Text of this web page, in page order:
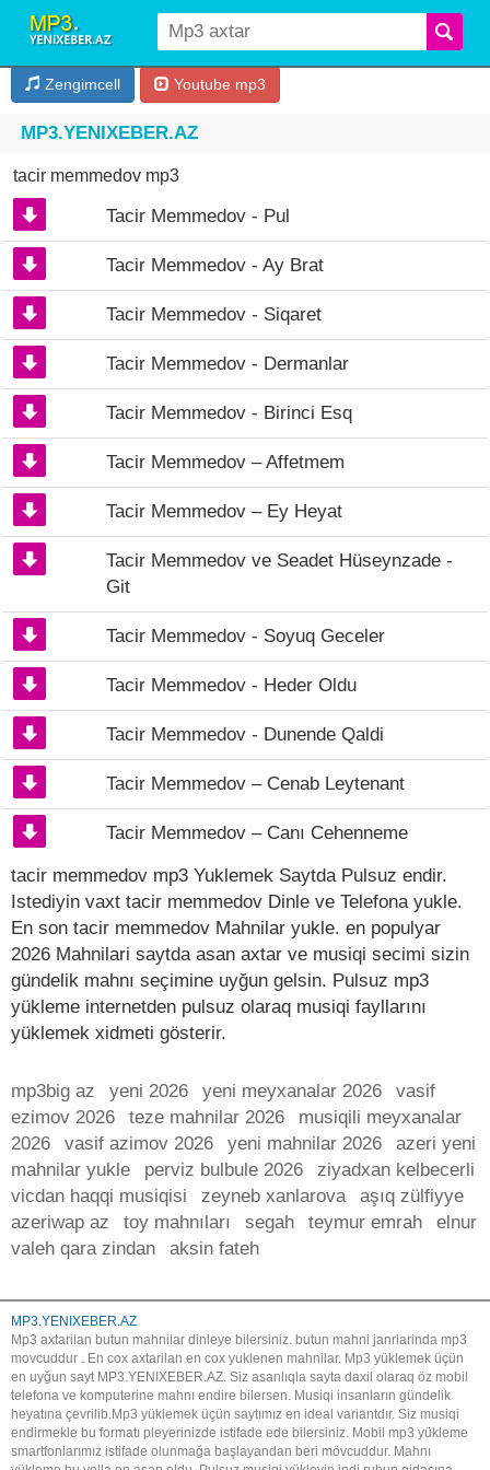
Zengimcell Youtube mp3
MP3.YENIXEBER.AZ
tacir memmedov mp3
Tacir Memmedov - Pul
Tacir Memmedov - Ay Brat
Tacir Memmedov - Siqaret
Tacir Memmedov - Dermanlar
Tacir Memmedov - Birinci Esq
Tacir Memmedov – Affetmem
Tacir Memmedov – Ey Heyat
Tacir Memmedov ve Seadet Hüseynzade -
Git
Tacir Memmedov - Soyuq Geceler
Tacir Memmedov - Heder Oldu
Tacir Memmedov - Dunende Qaldi
Tacir Memmedov – Cenab Leytenant
Tacir Memmedov – Canı Cehenneme
tacir memmedov mp3 Yuklemek Saytda Pulsuz endir.
Istediyin vaxt tacir memmedov Dinle ve Telefona yukle.
En son tacir memmedov Mahnilar yukle. en populyar
2026 Mahnilari saytda asan axtar ve musiqi secimi sizin
gündelik mahnı seçimine uyğun gelsin. Pulsuz mp3
yükleme internetden pulsuz olaraq musiqi fayllarını
yüklemek xidmeti gösterir.
mp3big az yeni 2026 yeni meyxanalar 2026
vasif
ezimov 2026
teze mahnilar 2026
musiqili meyxanalar
2026
vasif azimov 2026 yeni mahnilar 2026
azeri yeni
mahnilar yukle
perviz bulbule 2026
ziyadxan kelbecerli
vicdan haqqi musiqisi
zeyneb xanlarova
aşıq zülfiyye
azeriwap az
toy mahnıları segah teymur emrah
elnur
valeh qara zindan
aksin fateh
MP3.YENIXEBER.AZ
Mp3 axtarilan butun mahnilar dinleye bilersiniz. butun mahni janrlarinda mp3
movcuddur . En cox axtarilan en cox yuklenen mahnilar. Mp3 yüklemek üçün
en uyğun sayt MP3.YENIXEBER.AZ. Siz asanlıqla sayta daxil olaraq öz mobil
telefona ve komputerine mahnı endire bilersen. Musiqi insanların gündelik
heyatına çevrilib.Mp3 yüklemek üçün saytımız en ideal variantdır. Siz musiqi
endirmekle bu formatı pleyerinizde istifade ede bilersiniz. Mobil mp3 yükleme
smartfonlarımız istifade olunmağa başlayandan beri mövcuddur. Mahnı